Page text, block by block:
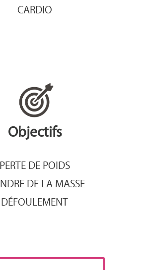
CARDIO
Objectifs
PERTE DE POIDS
DE LA MASSE
DÉFOULEMENT